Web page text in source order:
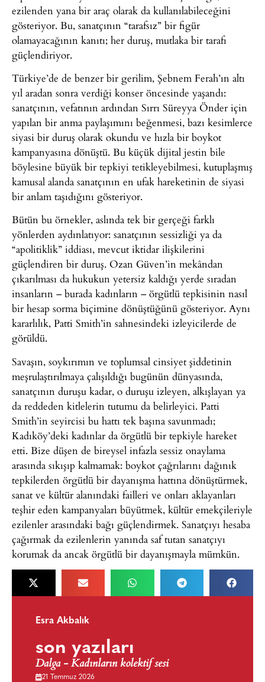
ezilenden yana bir araç olarak da kullanılabileceğini
gösteriyor. Bu, sanatçının “tarafsız” bir figür
olamayacağının kanıtı; her duruş, mutlaka bir tarafı
güçlendiriyor.
Türkiye’de de benzer bir gerilim, Şebnem Ferah’ın altı
yıl aradan sonra verdiği konser öncesinde yaşandı:
sanatçının, vefatının ardından Sırrı Süreyya Önder için
yapılan bir anma paylaşımını beğenmesi, bazı kesimlerce
siyasi bir duruş olarak okundu ve hızla bir boykot
kampanyasına dönüştü. Bu küçük dijital jestin bile
böylesine büyük bir tepkiyi tetikleyebilmesi, kutuplaşmış
kamusal alanda sanatçının en ufak hareketinin de siyasi
bir anlam taşıdığını gösteriyor.
Bütün bu örnekler, aslında tek bir gerçeği farklı
yönlerden aydınlatıyor: sanatçının sessizliği ya da
“apolitiklik” iddiası, mevcut iktidar ilişkilerini
güçlendiren bir duruş. Ozan Güven’in mekândan
çıkarılması da hukukun yetersiz kaldığı yerde sıradan
insanların – burada kadınların – örgütlü tepkisinin nasıl
bir hesap sorma biçimine dönüştüğünü gösteriyor. Aynı
kararlılık, Patti Smith’in sahnesindeki izleyicilerde de
görüldü.
Savaşın, soykırımın ve toplumsal cinsiyet şiddetinin
meşrulaştırılmaya çalışıldığı bugünün dünyasında,
sanatçının duruşu kadar, o duruşu izleyen, alkışlayan ya
da reddeden kitlelerin tutumu da belirleyici. Patti
Smith’in seyircisi bu hattı tek başına savunmadı;
Kadıköy’deki kadınlar da örgütlü bir tepkiyle hareket
etti. Bize düşen de bireysel infazla sessiz onaylama
arasında sıkışıp kalmamak: boykot çağrılarını dağınık
tepkilerden örgütlü bir dayanışma hattına dönüştürmek,
sanat ve kültür alanındaki failleri ve onları aklayanları
teşhir eden kampanyaları büyütmek, kültür emekçileriyle
ezilenler arasındaki bağı güçlendirmek. Sanatçıyı hesaba
çağırmak da ezilenlerin yanında saf tutan sanatçıyı
korumak da ancak örgütlü bir dayanışmayla mümkün.
Esra Akbalık
son yazıları
Dalga - Kadınların kolektif sesi
21 Temmuz 2026